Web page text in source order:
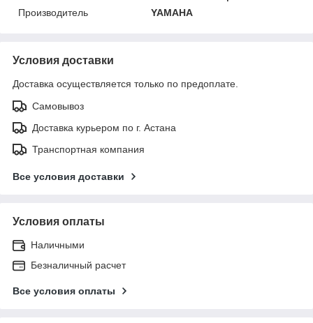
Производитель
YAMAHA
Условия доставки
Доставка осуществляется только по предоплате.
Самовывоз
Доставка курьером по г. Астана
Транспортная компания
Все условия доставки
Условия оплаты
Наличными
Безналичный расчет
Все условия оплаты